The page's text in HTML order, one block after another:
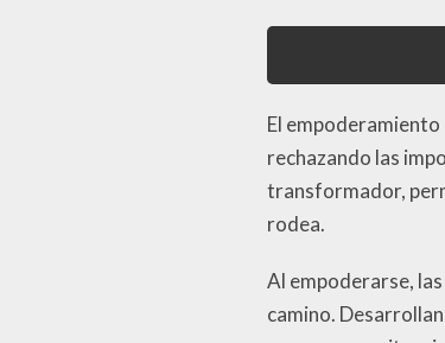
El
rechazando las
transformador,
rodea.
Al empoderarse,
camino.